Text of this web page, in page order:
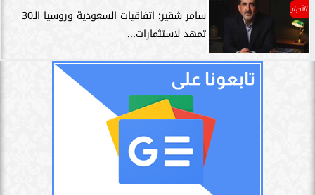
الأخبار
سامر شقير: اتفاقيات السعودية وروسيا الـ30
تمهد لاستثمارات...